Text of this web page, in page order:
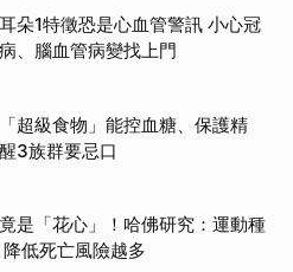
朵1特徵恐是心血管警訊 小心冠
、腦血管病變找上門
超級食物」能控血糖、保護精
3族群要忌口
是「花心」！哈佛研究：運動種
低死亡風險越多